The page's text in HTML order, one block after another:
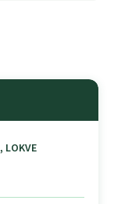
LOKVE